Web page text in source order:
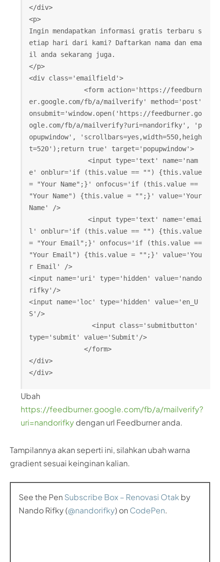
</div>
<p>
Ingin mendapatkan informasi gratis terbaru s
etiap hari dari kami? Daftarkan nama dan ema
il anda sekarang juga.
</p>
<div class='emailfield'>
              <form action='https://feedburn
er.google.com/fb/a/mailverify' method='post'
onsubmit='window.open('https://feedburner.go
ogle.com/fb/a/mailverify?uri=nandorifky', 'p
opupwindow', 'scrollbars=yes,width=550,heigh
t=520');return true' target='popupwindow'>
               <input type='text' name='nam
e' onblur='if (this.value == "") {this.value
= "Your Name";}' onfocus='if (this.value ==
"Your Name") {this.value = "";}' value='Your
Name' />
               <input type='text' name='emai
l' onblur='if (this.value == "") {this.value
= "Your Email";}' onfocus='if (this.value ==
"Your Email") {this.value = "";}' value='You
r Email' />
<input name='uri' type='hidden' value='nando
rifky'/>
<input name='loc' type='hidden' value='en_U
S'/>
                <input class='submitbutton'
type='submit' value='Submit'/>
              </form>
</div>
</div>
Ubah
https://feedburner.google.com/fb/a/mailverify?
uri=nandorifkydengan url Feedburner anda.
Tampilannya akan seperti ini, silahkan ubah warna
gradient sesuai keinginan kalian.
See the Pen Subscribe Box – Renovasi Otakby
Nando Rifky (@nandorifky) on CodePen.